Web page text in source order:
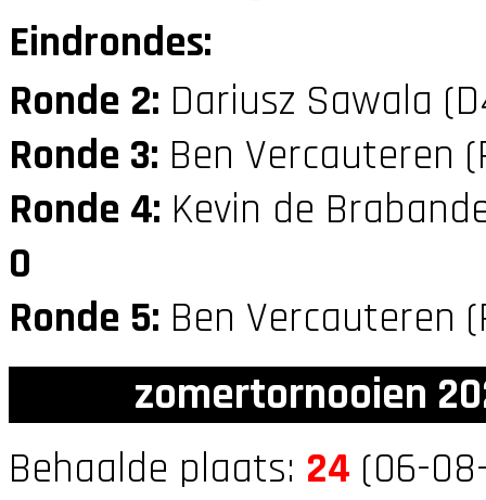
Eindrondes:
Ronde 2: Dariusz Sawala
Ronde 3: Ben Vercauteren
Ronde 4: Kevin de
0
Ronde 5: Ben Vercauteren
zomertornooien
Behaalde plaats: 24 (06-